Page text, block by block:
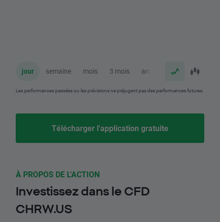
jour semaine mois 3 mois an
Les performances passées ou les prévisions ne préjugent pas des performances futures.
Télécharger l'application gratuite
À PROPOS DE L'ACTION
Investissez dans le CFD
CHRW.US